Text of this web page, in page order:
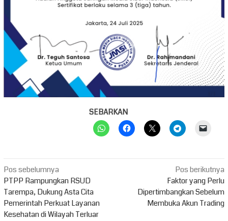
SEBARKAN
Navigasi
pos
Pos sebelumnya
PTPP Rampungkan RSUD
Tarempa, Dukung Asta Cita
Pemerintah Perkuat Layanan
Kesehatan di Wilayah Terluar
Pos berikutnya
Faktor yang Perlu
Dipertimbangkan Sebelum
Membuka Akun Trading